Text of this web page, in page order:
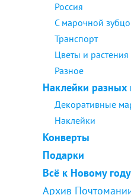
Россия
С марочной
Транспорт
Цветы и растения
Разное
Наклейки разных
Декоративные
Наклейки
Конверты
Подарки
Всё к Новому году
Архив